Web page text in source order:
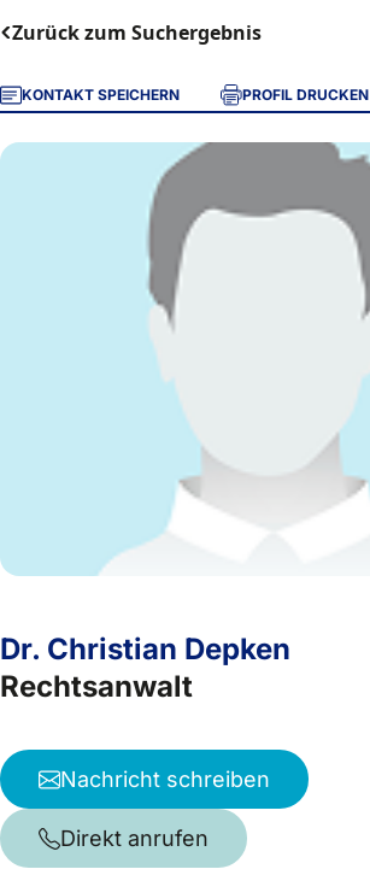
Zurück zum Suchergebnis
KONTAKT SPEICHERN PROFIL DRUCKEN
Dr. Christian Depken
Rechtsanwalt
Nachricht schreiben
Direkt anrufen